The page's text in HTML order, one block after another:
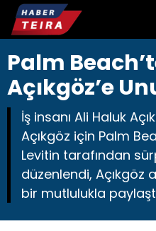
Palm
Açıkgöz’e
İş insanı Ali Haluk
Açıkgöz için Palm
Levitin tarafından
düzenlendi, Açıkgöz
bir mutlulukla